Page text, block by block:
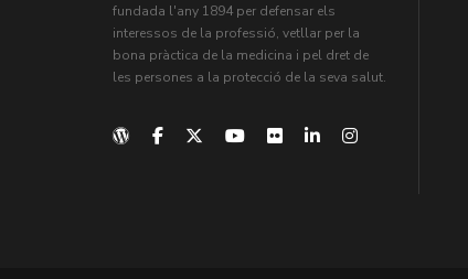
fundada l'any 1894 per defensar els
interessos de la professió, vetllar per la
bona pràctica de la medicina i pel dret de
les persones a la protecció de la seva salut.